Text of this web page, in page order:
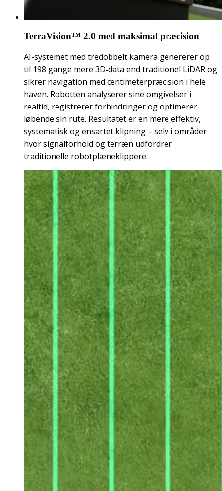
TerraVision™ 2.0 med maksimal præcision
AI-systemet med tredobbelt kamera genererer op
til 198 gange mere 3D‑data end traditionel LiDAR og
sikrer navigation med centimeterpræcision i hele
haven. Robotten analyserer sine omgivelser i
realtid, registrerer forhindringer og optimerer
løbende sin rute. Resultatet er en mere effektiv,
systematisk og ensartet klipning – selv i områder
hvor signalforhold og terræn udfordrer
traditionelle robotplæneklippere.